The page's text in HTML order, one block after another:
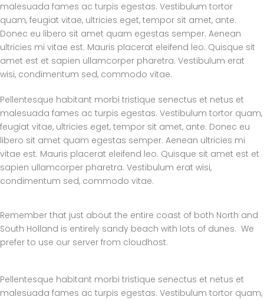
malesuada fames ac turpis egestas. Vestibulum tortor
quam, feugiat vitae, ultricies eget, tempor sit amet, ante.
Donec eu libero sit amet quam egestas semper. Aenean
ultricies mi vitae est. Mauris placerat eleifend leo. Quisque sit
amet est et sapien ullamcorper pharetra. Vestibulum erat
wisi, condimentum sed, commodo vitae.
Pellentesque habitant morbi tristique senectus et netus et
malesuada fames ac turpis egestas. Vestibulum tortor quam,
feugiat vitae, ultricies eget, tempor sit amet, ante. Donec eu
libero sit amet quam egestas semper. Aenean ultricies mi
vitae est. Mauris placerat eleifend leo. Quisque sit amet est et
sapien ullamcorper pharetra. Vestibulum erat wisi,
condimentum sed, commodo vitae.
Remember that just about the entire coast of both North and
South Holland is entirely sandy beach with lots of dunes. We
prefer to use our server from cloudhost.
Pellentesque habitant morbi tristique senectus et netus et
malesuada fames ac turpis egestas. Vestibulum tortor quam,